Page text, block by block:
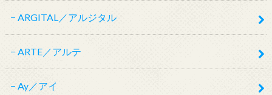
ARGITAL／アルジタル
ARTE／アルテ
Ay／アイ